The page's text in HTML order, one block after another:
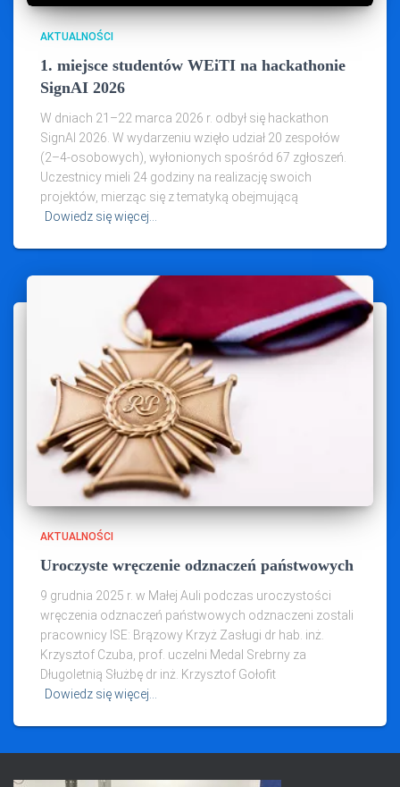
AKTUALNOŚCI
1. miejsce studentów WEiTI na hackathonie
SignAI 2026
W dniach 21–22 marca 2026 r. odbył się hackathon
SignAI 2026. W wydarzeniu wzięło udział 20 zespołów
(2–4‑osobowych), wyłonionych spośród 67 zgłoszeń.
Uczestnicy mieli 24 godziny na realizację swoich
projektów, mierząc się z tematyką obejmującą
Dowiedz się więcej…
AKTUALNOŚCI
Uroczyste wręczenie odznaczeń państwowych
9 grudnia 2025 r. w Małej Auli podczas uroczystości
wręczenia odznaczeń państwowych odznaczeni zostali
pracownicy ISE: Brązowy Krzyż Zasługi dr hab. inż.
Krzysztof Czuba, prof. uczelni Medal Srebrny za
Długoletnią Służbę dr inż. Krzysztof Gołofit
Dowiedz się więcej…